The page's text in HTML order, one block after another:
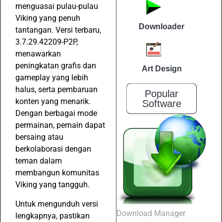
menguasai pulau-pulau
Viking yang penuh
tantangan. Versi terbaru,
3.7.29.42209-P2P,
menawarkan
peningkatan grafis dan
gameplay yang lebih
halus, serta pembaruan
konten yang menarik.
Dengan berbagai mode
permainan, pemain dapat
bersaing atau
berkolaborasi dengan
teman dalam
membangun komunitas
Viking yang tangguh.
Untuk mengunduh versi
lengkapnya, pastikan
Downloader
Art Design
Popular
Software
Download Manager